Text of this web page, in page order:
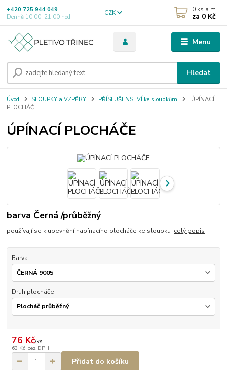
Menu
CZK
Hledat
+420 725 944 049
Denně 10.00–21.00 hod
0 ks a m
za 0 Kč
Úvod SLOUPKY a VZPĚRY PŘÍSLUŠENSTVÍ ke sloupkům
ÚPÍNACÍ
PLOCHÁČE
ÚPÍNACÍ PLOCHÁČE
barva Černá /průběžný
používají se k upevnění napínacího plocháče ke sloupku celý popis
Barva
Druh plocháče
76 Kč/ks
63 Kč bez DPH
Přidat do košíku